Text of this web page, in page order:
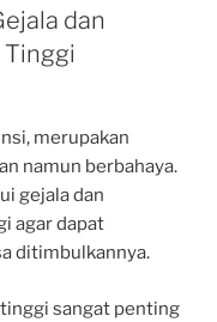
dan
Tinggi
merupakan
namun berbahaya.
gejala dan
agar dapat
ditimbulkannya.
sangat penting